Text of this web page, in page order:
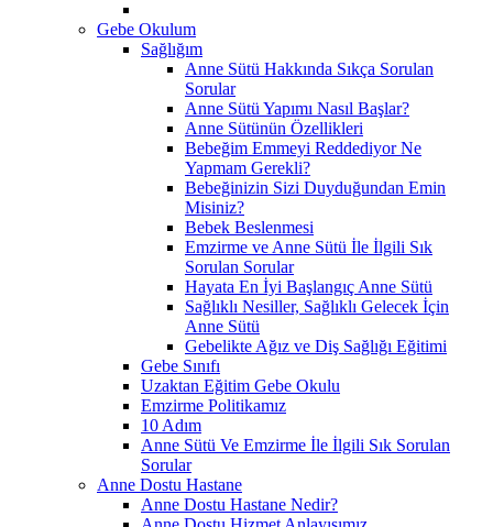
Gebe Okulum
Sağlığım
Anne Sütü Hakkında Sıkça Sorulan
Sorular
Anne Sütü Yapımı Nasıl Başlar?
Anne Sütünün Özellikleri
Bebeğim Emmeyi Reddediyor Ne
Yapmam Gerekli?
Bebeğinizin Sizi Duyduğundan Emin
Misiniz?
Bebek Beslenmesi
Emzirme ve Anne Sütü İle İlgili Sık
Sorulan Sorular
Hayata En İyi Başlangıç Anne Sütü
Sağlıklı Nesiller, Sağlıklı Gelecek İçin
Anne Sütü
Gebelikte Ağız ve Diş Sağlığı Eğitimi
Gebe Sınıfı
Uzaktan Eğitim Gebe Okulu
Emzirme Politikamız
10 Adım
Anne Sütü Ve Emzirme İle İlgili Sık Sorulan
Sorular
Anne Dostu Hastane
Anne Dostu Hastane Nedir?